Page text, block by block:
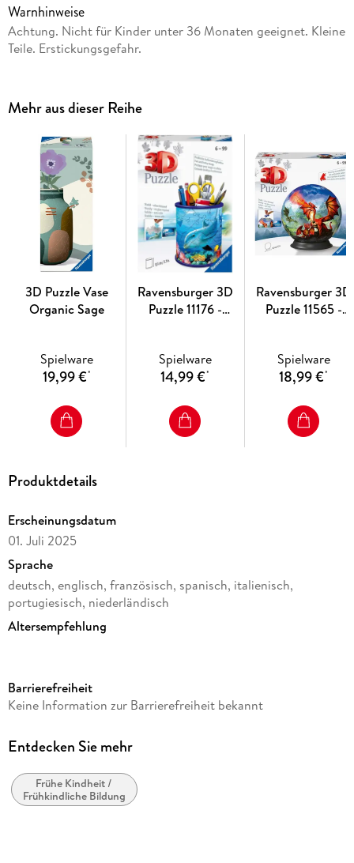
Warnhinweise
Achtung. Nicht für Kinder unter 36 Monaten geeignet. Kleine
Teile. Erstickungsgefahr.
Mehr aus dieser Reihe
3D Puzzle Vase
Organic Sage
Spielware
19,99 €*
Ravensburger 3D
Puzzle 11176 -
54 Teile -
Stiftehalter für
Jahren,
Schreibtisch-
Spielware
14,99 €*
Ravensburger 3D
Puzzle 11565 -
Puzzeln in drei
Dimensionen nach
für Erwachsene
Kinder ab 6
Spielware
18,99 €*
Produktdetails
Erscheinungsdatum
01. Juli 2025
Sprache
deutsch, englisch, französisch, spanisch, italienisch,
portugiesisch, niederländisch
Altersempfehlung
3D Puzzles (Ravensburger)
Verlag/Hersteller
Spiel
Gewicht
Barrierefreiheit
Keine Information zur Barrierefreiheit bekannt
Entdecken Sie mehr
Frühe Kindheit /
Frühkindliche Bildung